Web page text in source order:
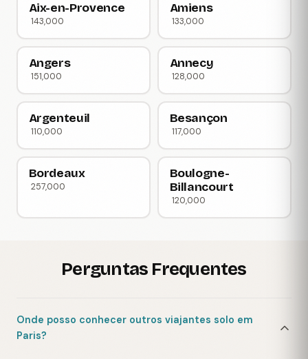
Aix-en-Provence
143,000
Amiens
133,000
Angers
151,000
Annecy
128,000
Argenteuil
110,000
Besançon
117,000
Bordeaux
257,000
Boulogne-
Billancourt
120,000
Perguntas Frequentes
Onde posso conhecer outros viajantes solo em
Paris?